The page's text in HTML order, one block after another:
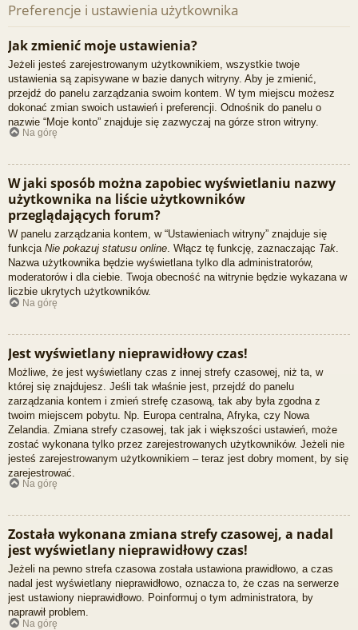
Preferencje i ustawienia użytkownika
Jak zmienić moje ustawienia?
Jeżeli jesteś zarejestrowanym użytkownikiem, wszystkie twoje
ustawienia są zapisywane w bazie danych witryny. Aby je zmienić,
przejdź do panelu zarządzania swoim kontem. W tym miejscu możesz
dokonać zmian swoich ustawień i preferencji. Odnośnik do panelu o
nazwie “Moje konto” znajduje się zazwyczaj na górze stron witryny.
Na górę
W jaki sposób można zapobiec wyświetlaniu nazwy
użytkownika na liście użytkowników
przeglądających forum?
W panelu zarządzania kontem, w “Ustawieniach witryny” znajduje się
funkcja Nie pokazuj statusu online. Włącz tę funkcję, zaznaczając Tak.
Nazwa użytkownika będzie wyświetlana tylko dla administratorów,
moderatorów i dla ciebie. Twoja obecność na witrynie będzie wykazana w
liczbie ukrytych użytkowników.
Na górę
Jest wyświetlany nieprawidłowy czas!
Możliwe, że jest wyświetlany czas z innej strefy czasowej, niż ta, w
której się znajdujesz. Jeśli tak właśnie jest, przejdź do panelu
zarządzania kontem i zmień strefę czasową, tak aby była zgodna z
twoim miejscem pobytu. Np. Europa centralna, Afryka, czy Nowa
Zelandia. Zmiana strefy czasowej, tak jak i większości ustawień, może
zostać wykonana tylko przez zarejestrowanych użytkowników. Jeżeli nie
jesteś zarejestrowanym użytkownikiem – teraz jest dobry moment, by się
zarejestrować.
Na górę
Została wykonana zmiana strefy czasowej, a nadal
jest wyświetlany nieprawidłowy czas!
Jeżeli na pewno strefa czasowa została ustawiona prawidłowo, a czas
nadal jest wyświetlany nieprawidłowo, oznacza to, że czas na serwerze
jest ustawiony nieprawidłowo. Poinformuj o tym administratora, by
naprawił problem.
Na górę